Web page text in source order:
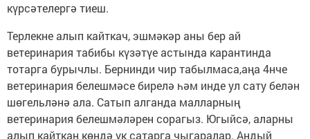
күрсәтелергә тиеш.
Терлекне алып кайткач, эшмәкәр аны бер ай
ветеринария табибы күзәтүе астында карантинда
тотарга бурычлы. Бернинди чир табылмаса,аңа 4нче
ветеринария белешмәсе бирелә һәм инде ул сату белән
шөгельләнә ала. Сатып алганда малларның
ветеринария белешмәләрен сорагыз. Югыйсә, аларны
алып кайткан көндә үк сатарга чыгаралар. Андый